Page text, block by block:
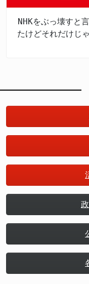
NHKをぶっ壊すと
たけどそれだけじゃ